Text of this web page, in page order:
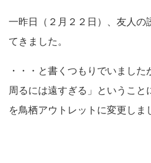
一昨日（２月２２日）、友人の
てきました。
・・・と書くつもりでいまし
周るには遠すぎる」というこ
を鳥栖アウトレットに変更しま